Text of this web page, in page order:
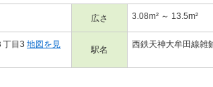
広さ 3.08m² ～ 13.5m²
丁目3 地図を見
駅名
西鉄天神大牟田線雑